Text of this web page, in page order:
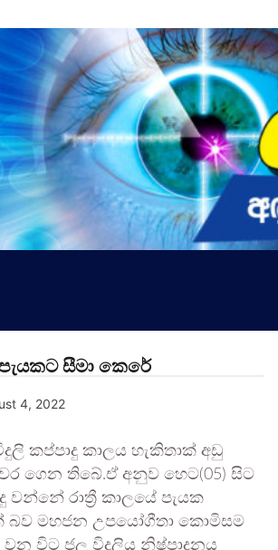
සීමා කෙරේ
4, 2022
කප්පාදු කාලය හැකිතාක් අඩු
ගෙන තිබේ.ඒ අනුව හෙට(05) සිට
වන්නේ රාත්‍රී කාලයේ පැයක
බව මහජන උපයෝගීතා කොමිසම
විට ජල විදුලිය නිෂ්පාදනය